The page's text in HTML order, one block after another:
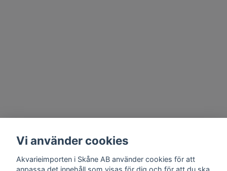
Vi använder cookies
Akvarieimporten i Skåne AB använder cookies för att
anpassa det innehåll som visas för dig och för att du ska